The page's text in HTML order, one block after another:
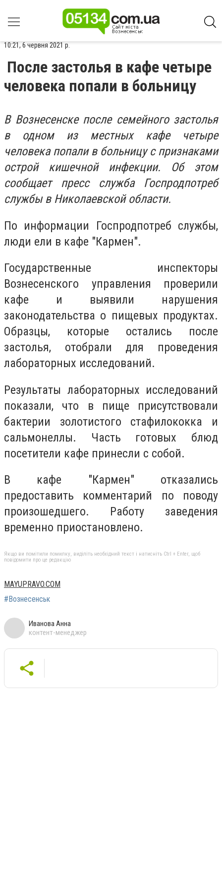
10:21, 6 червня 2021 р.
После застолья в кафе четыре
человека попали в больницу
В Вознесенске после семейного застолья
в одном из местных кафе четыре
человека попали в больницу с признаками
острой кишечной инфекции. Об этом
сообщает пресс служба Госпродпотреб
службы в Николаевской области.
По информации Госпродпотреб службы,
люди ели в кафе "Кармен".
Государственные инспекторы
Вознесенского управления проверили
кафе и выявили нарушения
законодательства о пищевых продуктах.
Образцы, которые остались после
застолья, отобрали для проведения
лабораторных исследований.
Результаты лабораторных исследований
показали, что в пище присутствовали
бактерии золотистого стафилококка и
сальмонеллы. Часть готовых блюд
посетители кафе принесли с собой.
В кафе "Кармен" отказались
предоставить комментарий по поводу
произошедшего. Работу заведения
временно приостановлено.
Якщо ви помітили помилку, виділіть необхідний текст і натисніть Ctrl + Enter, щоб
повідомити про це редакцію
MAYUPRAVO.COM
#Вознесенськ
Иванова Анна
контент-менеджер